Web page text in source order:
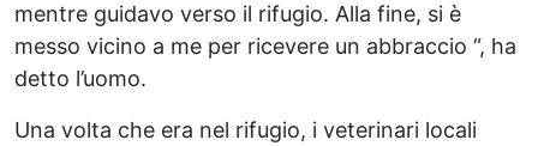
mentre guidavo verso il rifugio. Alla fine, si è
messo vicino a me per ricevere un abbraccio “, ha
detto l’uomo.
Una volta che era nel rifugio, i veterinari locali